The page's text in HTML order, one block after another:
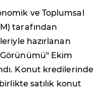
ve Toplumsal
tarafından
hazırlanan
Ekim
Konut kredilerinde
satılık konut